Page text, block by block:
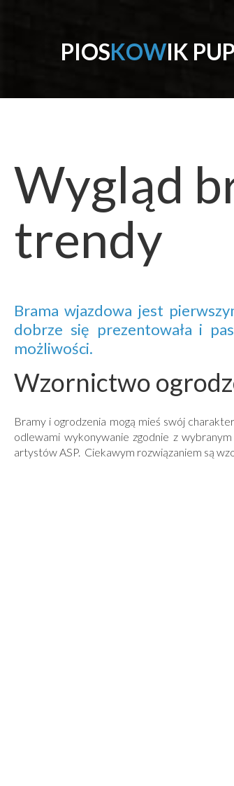
PIOSKOWIK PUP
Wygląd
trendy
Brama wjazdowa jest
dobrze się prezentowała i
możliwości.
Wzornictwo
Bramy i ogrodzenia mogą mieś swój
odlewami wykonywanie zgodnie z
artystów ASP. Ciekawym rozwiązaniem są